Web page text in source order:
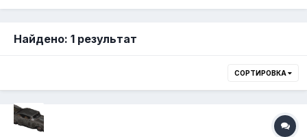
Найдено: 1 результат
СОРТИРОВКА